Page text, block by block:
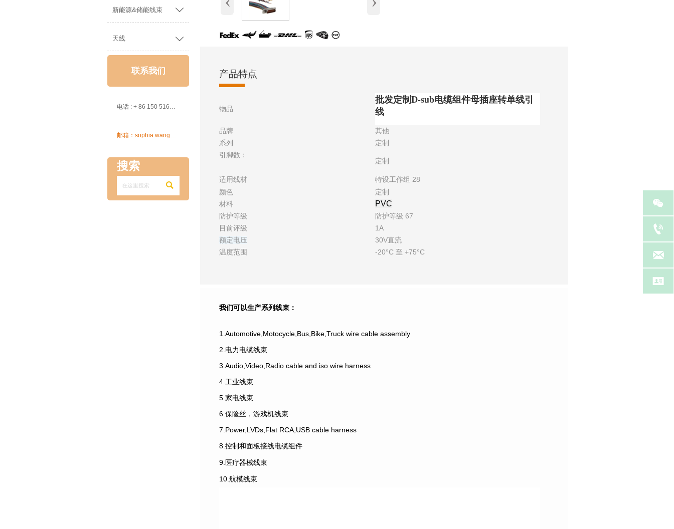
新能源&储能线束 
天线 
联系我们
电话 : + 86 150 5162 5639

搜索

产品特点
物品
批发定制D-sub电缆组件母插座转单线引
线
品牌
其他
系列
定制
引脚数：
定制
适用线材
特设工作组 28
颜色
定制
材料
PVC
防护等级
防护等级 67
目前评级
1A
额定电压
30V直流
温度范围
-20°C 至 +75°C
我们可以生产系列线束：
1.Automotive,Motocycle,Bus,Bike,Truck wire cable assembly
2.电力电缆线束
3.Audio,Video,Radio cable and iso wire harness
4.工业线束
5.家电线束
6.保险丝，游戏机线束
7.Power,LVDs,Flat RCA,USB cable harness
8.控制和面板接线电缆组件
9.医疗器械线束
10.航模线束



